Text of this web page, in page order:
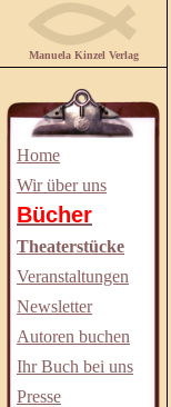
Manuela Kinzel Verlag
Home
Wir über uns
Bücher
Theaterstücke
Veranstaltungen
Newsletter
Autoren buchen
Ihr Buch bei uns
Presse